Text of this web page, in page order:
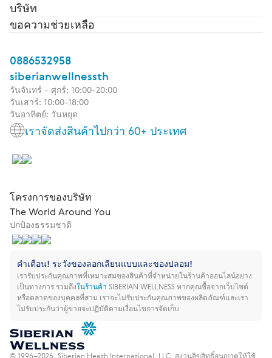
บริษัท
ขอความช่วยเหลือ
0886532958
siberianwellnessth
วันจันทร์ - ศุกร์: 10:00-20:00
วันเสาร์: 10:00-18:00
วันอาทิตย์: วันหยุด
เราจัดส่งสินค้าไปกว่า 60+ ประเทศ
โครงการของบริษัท
The World Around You
ปกป้องธรรมชาติ
คำเตือน! ระวังของลอกเลียนแบบและของปลอม!
เรารับประกันคุณภาพที่เหมาะสมของสินค้าที่จำหน่ายในร้านค้าออนไลน์อย่าง
เป็นทางการ รวมถึงในร้านค้า SIBERIAN WELLNESSหากคุณซื้อจากเว็บไซต์
หรือตลาดของบุคคลที่สาม เราจะไม่รับประกันคุณภาพของผลิตภัณฑ์และเรา
ไม่รับประกันว่าผู้ขายจะปฏิบัติตามเงื่อนไขการจัดเก็บ
© 1996–2026. Siberian Heath International, LLC. สงวนลิขสิทธิ์อนุญาตให้ใช้